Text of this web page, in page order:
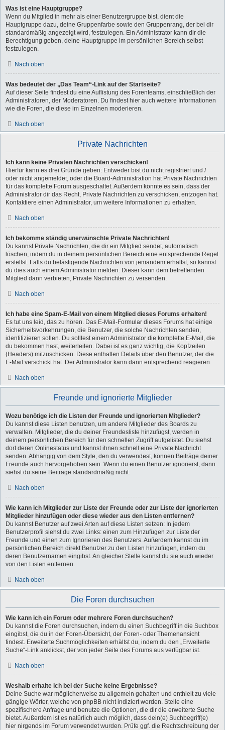
Was ist eine Hauptgruppe?
Wenn du Mitglied in mehr als einer Benutzergruppe bist, dient die
Hauptgruppe dazu, deine Gruppenfarbe sowie den Gruppenrang, der bei dir
standardmäßig angezeigt wird, festzulegen. Ein Administrator kann dir die
Berechtigung geben, deine Hauptgruppe im persönlichen Bereich selbst
festzulegen.
Nach oben
Was bedeutet der „Das Team“-Link auf der Startseite?
Auf dieser Seite findest du eine Auflistung des Forenteams, einschließlich der
Administratoren, der Moderatoren. Du findest hier auch weitere Informationen
wie die Foren, die diese im Einzelnen moderieren.
Nach oben
Private Nachrichten
Ich kann keine Privaten Nachrichten verschicken!
Hierfür kann es drei Gründe geben: Entweder bist du nicht registriert und /
oder nicht angemeldet, oder die Board-Administration hat Private Nachrichten
für das komplette Forum ausgeschaltet. Außerdem könnte es sein, dass der
Administrator dir das Recht, Private Nachrichten zu verschicken, entzogen hat.
Kontaktiere einen Administrator, um weitere Informationen zu erhalten.
Nach oben
Ich bekomme ständig unerwünschte Private Nachrichten!
Du kannst Private Nachrichten, die dir ein Mitglied sendet, automatisch
löschen, indem du in deinem persönlichen Bereich eine entsprechende Regel
erstellst. Falls du belästigende Nachrichten von jemandem erhältst, so kannst
du dies auch einem Administrator melden. Dieser kann dem betreffenden
Mitglied dann verbieten, Private Nachrichten zu versenden.
Nach oben
Ich habe eine Spam-E-Mail von einem Mitglied dieses Forums erhalten!
Es tut uns leid, das zu hören. Das E-Mail-Formular dieses Forums hat einige
Sicherheitsvorkehrungen, die Benutzer, die solche Nachrichten senden,
identifizieren sollen. Du solltest einem Administrator die komplette E-Mail, die
du bekommen hast, weiterleiten. Dabei ist es ganz wichtig, die Kopfzeilen
(Headers) mitzuschicken. Diese enthalten Details über den Benutzer, der die
E-Mail verschickt hat. Der Administrator kann dann entsprechend reagieren.
Nach oben
Freunde und ignorierte Mitglieder
Wozu benötige ich die Listen der Freunde und ignorierten Mitglieder?
Du kannst diese Listen benutzen, um andere Mitglieder des Boards zu
verwalten. Mitglieder, die du deiner Freundesliste hinzufügst, werden in
deinem persönlichen Bereich für den schnellen Zugriff aufgelistet. Du siehst
dort deren Onlinestatus und kannst ihnen schnell eine Private Nachricht
senden. Abhängig von dem Style, den du verwendest, können Beiträge deiner
Freunde auch hervorgehoben sein. Wenn du einen Benutzer ignorierst, dann
siehst du seine Beiträge standardmäßig nicht.
Nach oben
Wie kann ich Mitglieder zur Liste der Freunde oder zur Liste der ignorierten
Mitglieder hinzufügen oder diese wieder aus den Listen entfernen?
Du kannst Benutzer auf zwei Arten auf diese Listen setzen: In jedem
Benutzerprofil siehst du zwei Links: einen zum Hinzufügen zur Liste der
Freunde und einen zum Ignorieren des Benutzers. Außerdem kannst du im
persönlichen Bereich direkt Benutzer zu den Listen hinzufügen, indem du
deren Benutzernamen eingibst. An gleicher Stelle kannst du sie auch wieder
von den Listen entfernen.
Nach oben
Die Foren durchsuchen
Wie kann ich ein Forum oder mehrere Foren durchsuchen?
Du kannst die Foren durchsuchen, indem du einen Suchbegriff in die Suchbox
eingibst, die du in der Foren-Übersicht, der Foren- oder Themenansicht
findest. Erweiterte Suchmöglichkeiten erhältst du, indem du den „Erweiterte
Suche“-Link anklickst, der von jeder Seite des Forums aus verfügbar ist.
Nach oben
Weshalb erhalte ich bei der Suche keine Ergebnisse?
Deine Suche war möglicherweise zu allgemein gehalten und enthielt zu viele
gängige Wörter, welche von phpBB nicht indiziert werden. Stelle eine
spezifischere Anfrage und benutze die Optionen, die dir die erweiterte Suche
bietet. Außerdem ist es natürlich auch möglich, dass dein(e) Suchbegriff(e)
hier nirgends im Forum verwendet wurden. Prüfe ggf. die Rechtschreibung der